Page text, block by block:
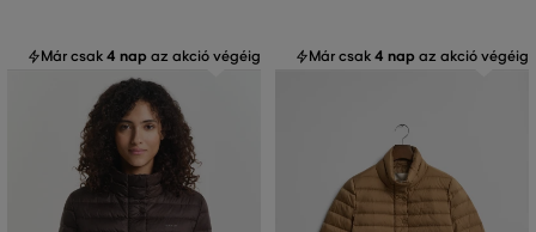
Már csak4 nap az akció végéig Már csak4 nap az akció végéig